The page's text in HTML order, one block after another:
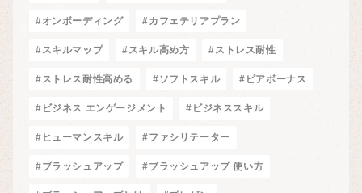
#オンボーディング #カフェテリアプラン
#スキルマップ #スキル高め方 #ストレス耐性
#ストレス耐性高める #ソフトスキル #ピアボーナス
#ビジネス エンゲージメント #ビジネススキル
#ヒューマンスキル #ファシリテーター
#ブラッシュアップ #ブラッシュアップ 使い方